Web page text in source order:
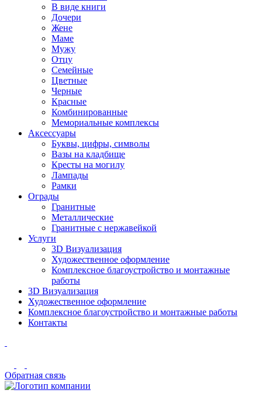
В виде книги
Дочери
Жене
Маме
Мужу
Отцу
Семейные
Цветные
Черные
Красные
Комбинированные
Мемориальные комплексы
Аксессуары
Буквы, цифры, символы
Вазы на кладбище
Кресты на могилу
Лампады
Рамки
Ограды
Гранитные
Металлические
Гранитные c нержавейкой
Услуги
3D Визуализация
Художественное оформление
Комплексное благоустройство и монтажные
работы
3D Визуализация
Художественное оформление
Комплексное благоустройство и монтажные работы
Контакты
Обратная связь